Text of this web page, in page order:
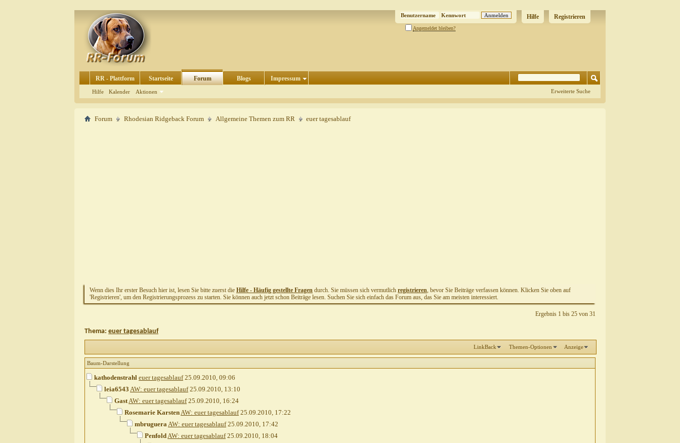
Registrieren
Hilfe
Angemeldet bleiben?
RR - Plattform Startseite Forum
Hilfe Kalender Aktionen
Blogs Impressum
Erweiterte Suche
Forum Rhodesian Ridgeback Forum Allgemeine Themen zum RR euer tagesablauf
Wenn dies Ihr erster Besuch hier ist, lesen Sie bitte zuerst die Hilfe - Häufig gestellte Fragen durch. Sie müssen sich vermutlich registrieren, bevor Sie Beiträge verfassen können. Klicken Sie oben auf
'Registrieren', um den Registrierungsprozess zu starten. Sie können auch jetzt schon Beiträge lesen. Suchen Sie sich einfach das Forum aus, das Sie am meisten interessiert.
Ergebnis 1 bis 25 von 31
Thema: euer tagesablauf
LinkBack Themen-Optionen Anzeige
Baum-Darstellung
kathodenstrahl euer tagesablauf25.09.2010, 09:06
leia6543 AW: euer tagesablauf25.09.2010, 13:10
GastAW: euer tagesablauf25.09.2010, 16:24
Rosemarie KarstenAW: euer tagesablauf25.09.2010, 17:22
mbrugueraAW: euer tagesablauf25.09.2010, 17:42
PenfoldAW: euer tagesablauf25.09.2010, 18:04